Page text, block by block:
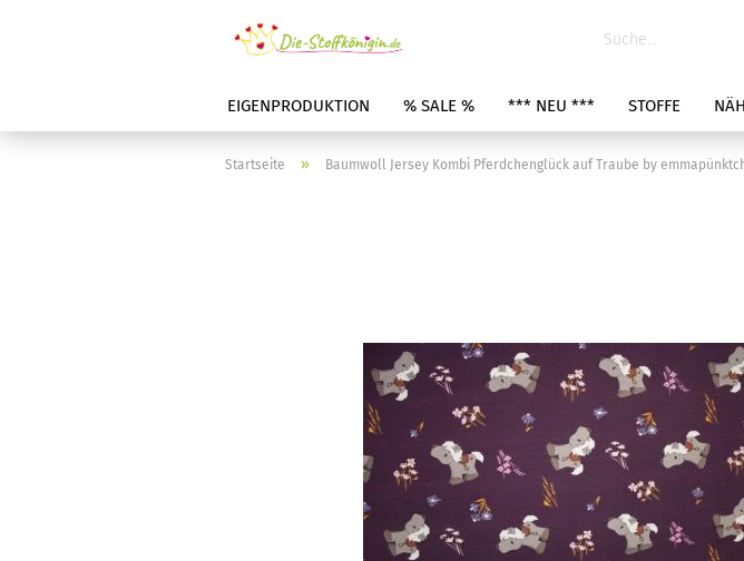
EIGENPRODUKTION % SALE % *** NEU *** STOFFE
Startseite » Baumwoll Jersey Kombi Pferdchenglück auf Traube by